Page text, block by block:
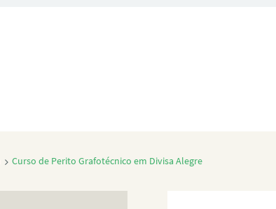
Curso de Perito Grafotécnico em Divisa Alegre